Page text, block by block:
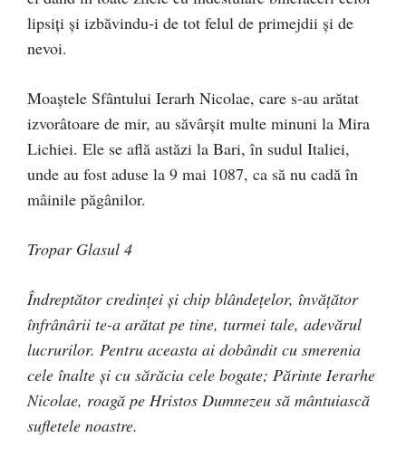
lipsiţi şi izbăvindu-i de tot felul de primejdii şi de
nevoi.
Moaştele Sfântului Ierarh Nicolae, care s-au arătat
izvorâtoare de mir, au săvârşit multe minuni la Mira
Lichiei. Ele se află astăzi la Bari, în sudul Italiei,
unde au fost aduse la 9 mai 1087, ca să nu cadă în
mâinile păgânilor.
Tropar Glasul 4
Îndreptător credinţei şi chip blândeţelor, învăţător
înfrânârii te-a arătat pe tine, turmei tale, adevărul
lucrurilor. Pentru aceasta ai dobândit cu smerenia
cele înalte şi cu sărăcia cele bogate; Părinte Ierarhe
Nicolae, roagă pe Hristos Dumnezeu să mântuiască
sufletele noastre.